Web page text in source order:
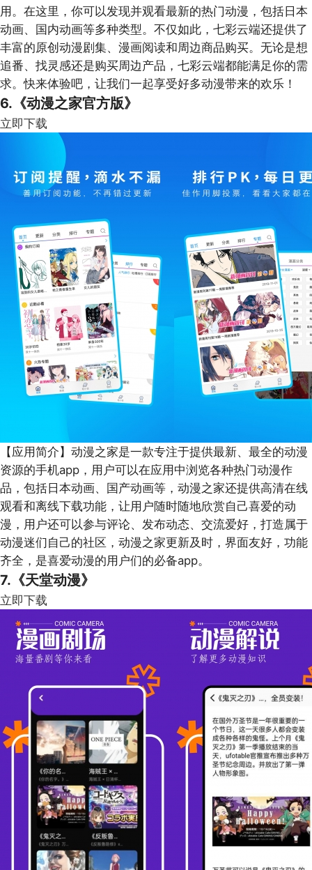
用。在这里，你可以发现并观看最新的热门动漫，包括日本
动画、国内动画等多种类型。不仅如此，七彩云端还提供了
丰富的原创动漫剧集、漫画阅读和周边商品购买。无论是想
追番、找灵感还是购买周边产品，七彩云端都能满足你的需
求。快来体验吧，让我们一起享受好多动漫带来的欢乐！
6.《动漫之家官方版》
立即下载
【应用简介】 动漫之家是一款专注于提供最新、最全的动漫
资源的手机app，用户可以在应用中浏览各种热门动漫作
品，包括日本动画、国产动画等，动漫之家还提供高清在线
观看和离线下载功能，让用户随时随地欣赏自己喜爱的动
漫，用户还可以参与评论、发布动态、交流爱好，打造属于
动漫迷们自己的社区，动漫之家更新及时，界面友好，功能
齐全，是喜爱动漫的用户们的必备app。
7.《天堂动漫》
立即下载